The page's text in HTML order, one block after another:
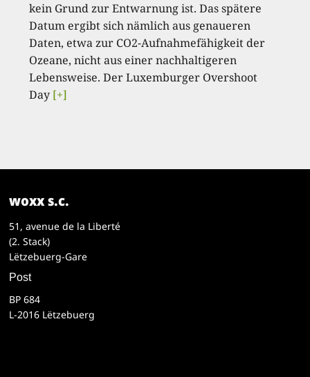
kein Grund zur Entwarnung ist. Das spätere
Datum ergibt sich nämlich aus genaueren
Daten, etwa zur CO2-Aufnahmefähigkeit der
Ozeane, nicht aus einer nachhaltigeren
Lebensweise. Der Luxemburger Overshoot
Day [+]
woxx s.c.
51, avenue de la Liberté
(2. Stack)
Lëtzebuerg-Gare
Post
BP 684
L-2016 Lëtzebuerg